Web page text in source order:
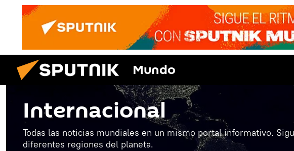
Mundo
Internacional
Todas las noticias mundiales en un mismo portal informativo.
diferentes regiones del planeta.